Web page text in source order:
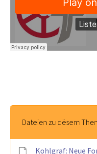
Dateien zu dësem
Kohlgraf: Neue